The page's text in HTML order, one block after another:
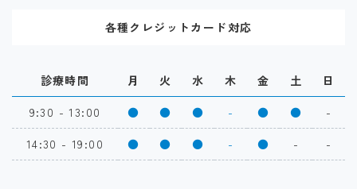
各種クレジットカード対応
診療時間 月 火 水 木 金 土
日
9:30 - 13:00
● ● ● - ● ●
-
14:30 - 19:00
● ● ● - ● - -